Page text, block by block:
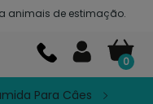
0
Para Câes